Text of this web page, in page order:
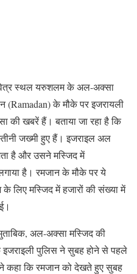
स्थल यरुशलम के अल-अक्सा
(Ramadan) के मौके पर इजरायली
की खबरें हैं। बताया जा रहा है कि
जख्मी हुए हैं। इजराइल अल
है और उसने मस्जिद में
है। रमजान के मौके पर ये
लिए मस्जिद में हजारों की संख्या में
अल-अक्सा मस्जिद की
पुलिस ने सुबह होने से पहले
कहा कि रमजान को देखते हुए सुबह